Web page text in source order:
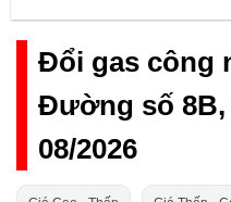
Đổi gas công
Đường số 8B,
08/2026